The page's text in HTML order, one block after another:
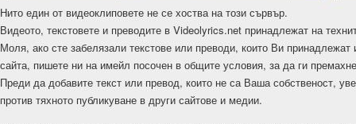
Нито един от видеоклиповете не се хоства на този сървър.
Видеото, текстовете и преводите в Videolyrics.net принадлежат на
Моля, ако сте забелязали текстове или преводи, които Ви
сайта, пишете ни на имейл посочен в общите условия, за да ги
Преди да добавите текст или превод, които не са Ваша собственост,
против тяхното публикуване в други сайтове и медии.